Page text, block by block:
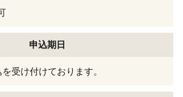
申込期日
受け付けております。